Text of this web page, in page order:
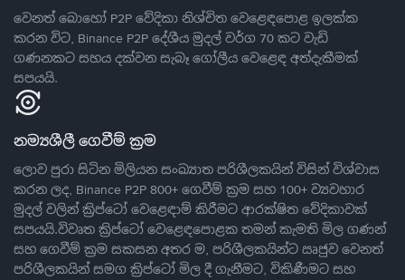
වෙනත් බොහෝ P2P වේදිකා නිශ්චිත වෙළෙඳපොළ ඉලක්ක
කරන විට, Binance P2P දේශීය මුදල් වර්ග 70 කට වැඩි
ගණනකට සහය දක්වන සැබෑ ගෝලීය වෙළෙඳ අත්දැකීමක්
සපයයි.
නම්‍යශීලී ගෙවීම් ක්‍රම
ලොව පුරා සිටින මිලියන සංඛ්‍යාත පරිශීලකයින් විසින් විශ්වාස
කරන ලද, Binance P2P 800+ ගෙවීම් ක්‍රම සහ 100+ ව්‍යවහාර
මුදල් වලින් ක්‍රිප්ටෝ වෙළෙඳාම් කිරීමට ආරක්ෂිත වේදිකාවක්
සපයයි.විවෘත ක්‍රිප්ටෝ වෙළෙඳපොළක තමන් කැමති මිල ගණන්
සහ ගෙවීම් ක්‍රම සකසන අතර ම, පරිශීලකයින්ට ඍජුව වෙනත්
පරිශීලකයින් සමග ක්‍රිප්ටෝ මිල දී ගැනීමට, විකිණීමට සහ